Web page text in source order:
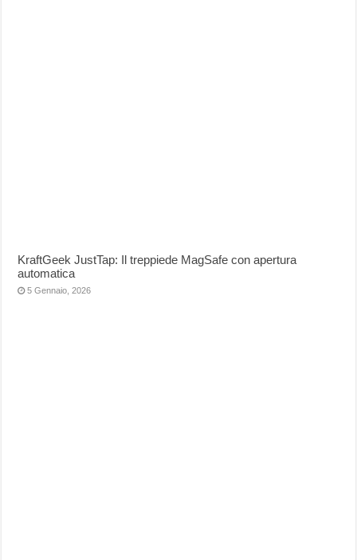
KraftGeek JustTap: Il treppiede MagSafe con apertura
automatica
5 Gennaio, 2026